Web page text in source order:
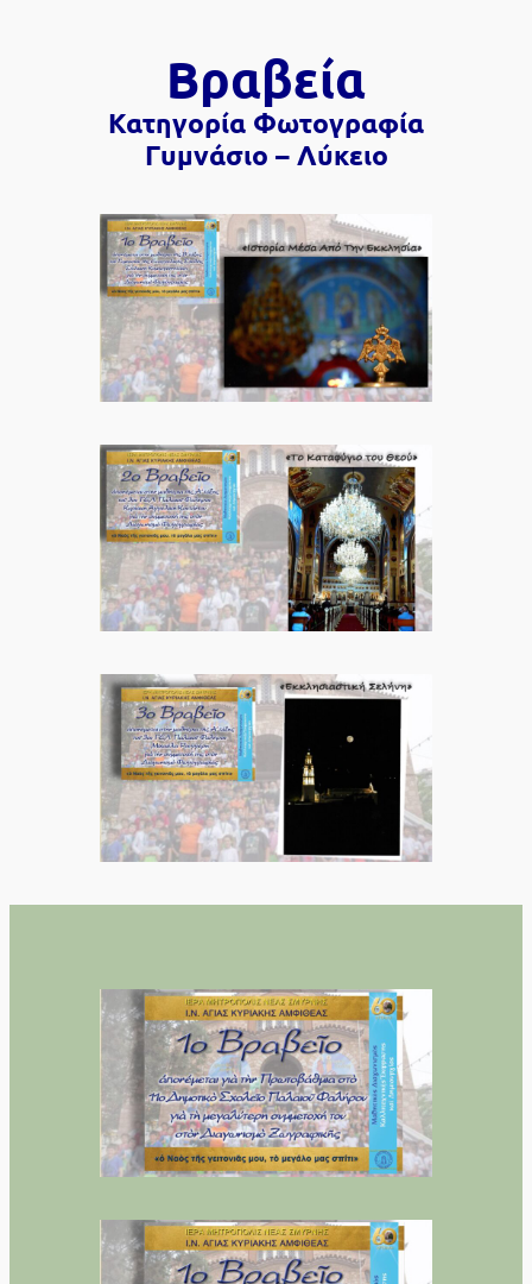
Βραβεία
Κατηγορία Φωτογραφία
Γυμνάσιο – Λύκειο